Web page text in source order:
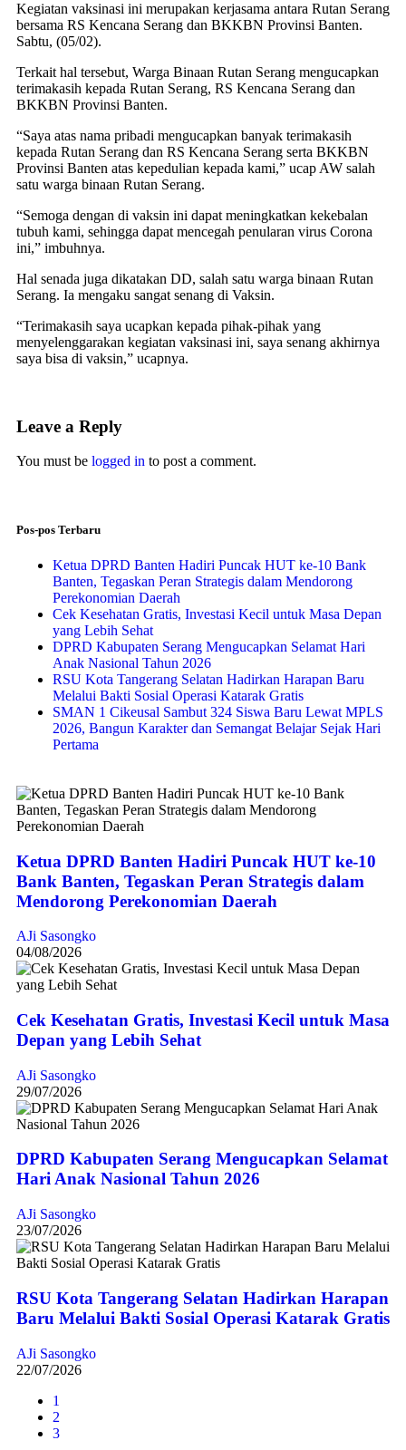
Kegiatan vaksinasi ini merupakan kerjasama antara Rutan Serang
bersama RS Kencana Serang dan BKKBN Provinsi Banten.
Sabtu, (05/02).
Terkait hal tersebut, Warga Binaan Rutan Serang mengucapkan
terimakasih kepada Rutan Serang, RS Kencana Serang dan
BKKBN Provinsi Banten.
“Saya atas nama pribadi mengucapkan banyak terimakasih
kepada Rutan Serang dan RS Kencana Serang serta BKKBN
Provinsi Banten atas kepedulian kepada kami,” ucap AW salah
satu warga binaan Rutan Serang.
“Semoga dengan di vaksin ini dapat meningkatkan kekebalan
tubuh kami, sehingga dapat mencegah penularan virus Corona
ini,” imbuhnya.
Hal senada juga dikatakan DD, salah satu warga binaan Rutan
Serang. Ia mengaku sangat senang di Vaksin.
“Terimakasih saya ucapkan kepada pihak-pihak yang
menyelenggarakan kegiatan vaksinasi ini, saya senang akhirnya
saya bisa di vaksin,” ucapnya.
Leave a Reply
You must be logged in to post a comment.
Pos-pos Terbaru
Ketua DPRD Banten Hadiri Puncak HUT ke-10 Bank
Banten, Tegaskan Peran Strategis dalam Mendorong
Perekonomian Daerah
Cek Kesehatan Gratis, Investasi Kecil untuk Masa Depan
yang Lebih Sehat
DPRD Kabupaten Serang Mengucapkan Selamat Hari
Anak Nasional Tahun 2026
RSU Kota Tangerang Selatan Hadirkan Harapan Baru
Melalui Bakti Sosial Operasi Katarak Gratis
SMAN 1 Cikeusal Sambut 324 Siswa Baru Lewat MPLS
2026, Bangun Karakter dan Semangat Belajar Sejak Hari
Pertama
Ketua DPRD Banten Hadiri Puncak HUT ke-10
Bank Banten, Tegaskan Peran Strategis dalam
Mendorong Perekonomian Daerah
AJi Sasongko
04/08/2026
Cek Kesehatan Gratis, Investasi Kecil untuk Masa
Depan yang Lebih Sehat
AJi Sasongko
29/07/2026
DPRD Kabupaten Serang Mengucapkan Selamat
Hari Anak Nasional Tahun 2026
AJi Sasongko
23/07/2026
RSU Kota Tangerang Selatan Hadirkan Harapan
Baru Melalui Bakti Sosial Operasi Katarak Gratis
AJi Sasongko
22/07/2026
1
2
3